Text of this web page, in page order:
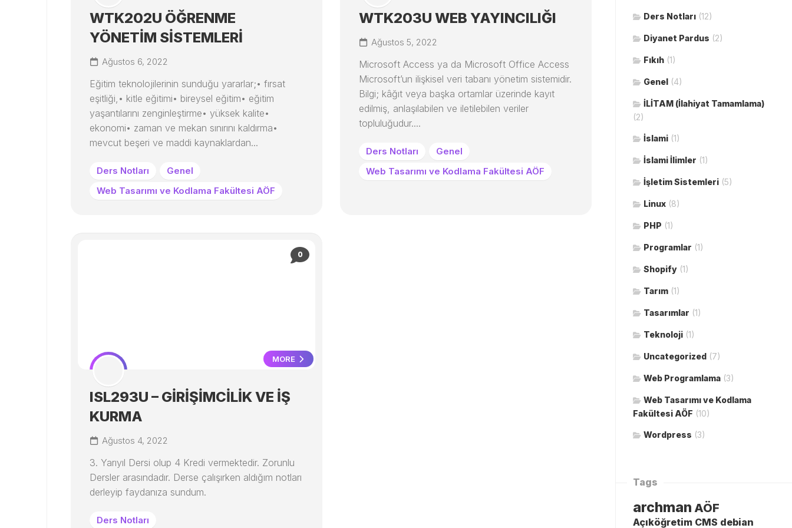
WTK202U ÖĞRENME
YÖNETİM SİSTEMLERİ
Ağustos 6, 2022
Eğitim teknolojilerinin sunduğu yararlar;• fırsat
eşitliği,• kitle eğitimi• bireysel eğitim• eğitim
yaşantılarını zenginleştirme• yüksek kalite•
ekonomi• zaman ve mekan sınırını kaldırma•
mevcut beşeri ve maddi kaynaklardan...
Ders Notları
Genel
Web Tasarımı ve Kodlama Fakültesi AÖF
WTK203U WEB YAYINCILIĞI
Ağustos 5, 2022
Microsoft Access ya da Microsoft Office Access
Microsoft’un ilişkisel veri tabanı yönetim sistemidir.
Bilgi; kâğıt veya başka ortamlar üzerinde kayıt
edilmiş, anlaşılabilen ve iletilebilen veriler
topluluğudur....
Ders Notları
Genel
Web Tasarımı ve Kodlama Fakültesi AÖF
0
MORE
ISL293U – GİRİŞİMCİLİK VE İŞ
KURMA
Ağustos 4, 2022
3. Yarıyıl Dersi olup 4 Kredi vermektedir. Zorunlu
Dersler arasındadır. Derse çalışırken aldığım notları
derleyip faydanıza sundum.
Ders Notları
Ders Notları (12)
Diyanet Pardus (2)
Fıkıh (1)
Genel (4)
İLİTAM (İlahiyat Tamamlama)
(2)
İslami (1)
İslami İlimler (1)
İşletim Sistemleri (5)
Linux (8)
PHP (1)
Programlar (1)
Shopify (1)
Tarım (1)
Tasarımlar (1)
Teknoloji (1)
Uncategorized (7)
Web Programlama (3)
Web Tasarımı ve Kodlama
Fakültesi AÖF (10)
Wordpress (3)
Tags
archman AÖF
Açıköğretim CMS debian